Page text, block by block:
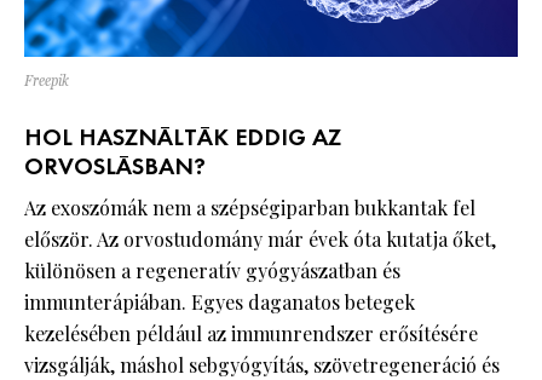
Freepik
HOL HASZNÁLTÁK EDDIG AZ
ORVOSLÁSBAN?
Az exoszómák nem a szépségiparban bukkantak fel
először. Az orvostudomány már évek óta kutatja őket,
különösen a regeneratív gyógyászatban és
immunterápiában. Egyes daganatos betegek
kezelésében például az immunrendszer erősítésére
vizsgálják, máshol sebgyógyítás, szövetregeneráció és